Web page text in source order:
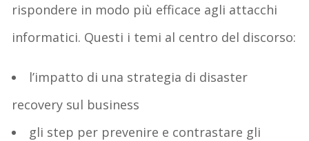
rispondere in modo più efficace agli attacchi
informatici. Questi i temi al centro del discorso:
l’impatto di una strategia di disaster
recovery sul business
gli step per prevenire e contrastare gli